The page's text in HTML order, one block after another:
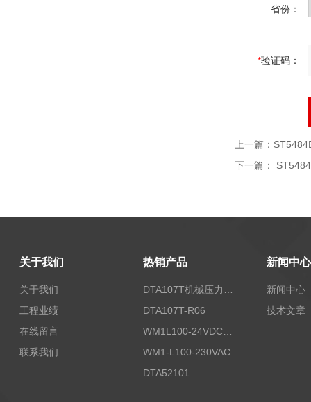
省份：
*验证码：
上一篇：
下一篇：
关于我们
关于我们
工程业绩
在线留言
联系我们
热销产品
DTA107T-R06
WM1L100-24VDC/T5X
WM1-L100-230VAC
DTA52101
新闻中心
新闻中心
技术文章